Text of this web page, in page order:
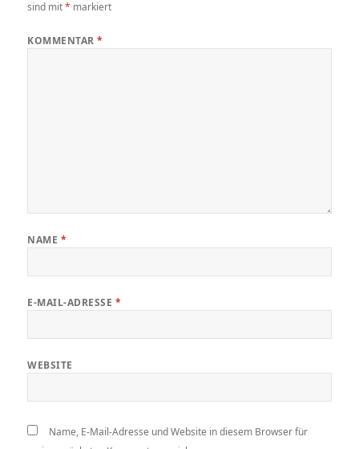
sind mit* markiert
KOMMENTAR*
NAME *
E-MAIL-ADRESSE *
WEBSITE
Name, E-Mail-Adresse und Website in diesem Browser für